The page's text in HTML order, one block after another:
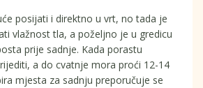
posijati i direktno u vrt, no tada je
vlažnost tla, a poželjno je u gredicu
prije sadnje. Kada porastu
a do cvatnje mora proći 12-14
mjesta za sadnju preporučuje se